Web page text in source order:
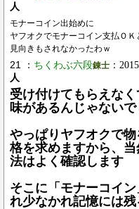
人
モナーコイン出始めに
ヤフオクでモナーコイン支払ＯＫ
見向きもされなかったわｗ
21 ： ちくわぶ六段錬士 ：
人
受け付けてもらえな
味があるんじゃない
やっぱりヤフオクで
格を求めますから、
法はよく確認します
そこに「モナーコイ
れ少なかれ記憶には